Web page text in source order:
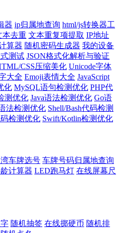
器 ip归属地查询 html/js转换器工
本去重 文本重复项提取 IP地址
算器 随机密码生成器 我的设备
测试 JSON格式化解析与验证
CSS压缩美化 Unicode字体
大全 Emoji表情大全 JavaScript
化 MySQL语句检测优化 PHP代
测优化 Java语法检测优化 Go语
法检测优化 Shell/Bash代码检测
检测优化 Swift/Kotlin检测优化
车牌选号 车牌号码归属地查询
计算器 LED跑马灯 在线屏幕尺
随机抽签 在线掷硬币 随机排